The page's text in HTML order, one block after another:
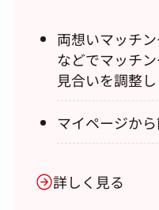
両想いマッチ
などでマッチ
見合いを調整し
マイページから
詳しく見る